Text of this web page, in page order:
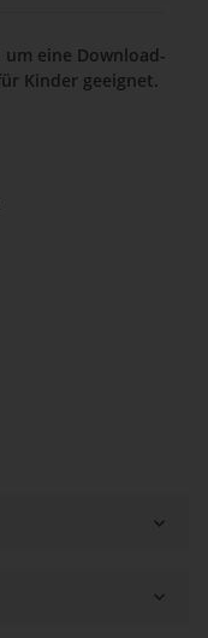
eine Download-
Kinder geeignet.